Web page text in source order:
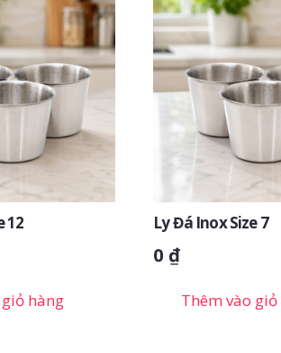
12
hàng
Ly Đá Inox Size 7
0 ₫
Thêm vào